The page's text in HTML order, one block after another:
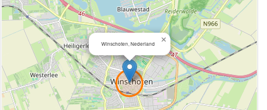
Winschoten, Nederland ×